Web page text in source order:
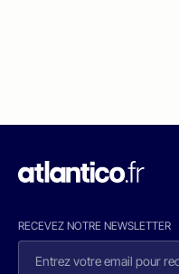
RECEVEZ NOTRE NEWSLETTER